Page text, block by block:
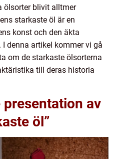
ölsorter blivit alltmer
starkaste öl är en
konst och den äkta
denna artikel kommer vi gå
om de starkaste ölsorterna
till deras historia
av
öl”